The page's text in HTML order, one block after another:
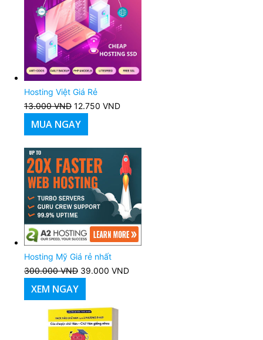
Hosting Việt Giá Rẻ
13.000VND Giá
gốc
là:
13.000 VND.
12.750 VND
là:
12.750 VND.
MUA NGAY
Hosting Mỹ Giá rẻ nhất
300.000VND Giá
là:
300.000 VND.
39.000 VND
XEM NGAY